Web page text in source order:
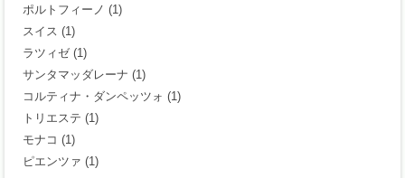
ポルトフィーノ (1)
スイス (1)
ラツィゼ (1)
サンタマッダレーナ (1)
コルティナ・ダンペッツォ (1)
トリエステ (1)
モナコ (1)
ピエンツァ (1)